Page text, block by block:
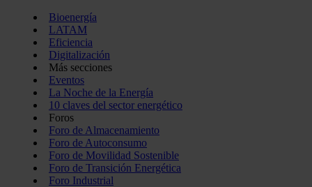
Bioenergía
LATAM
Eficiencia
Digitalización
Más secciones
Eventos
La Noche de la Energía
10 claves del sector energético
Foros
Foro de Almacenamiento
Foro de Autoconsumo
Foro de Movilidad Sostenible
Foro de Transición Energética
Foro Industrial